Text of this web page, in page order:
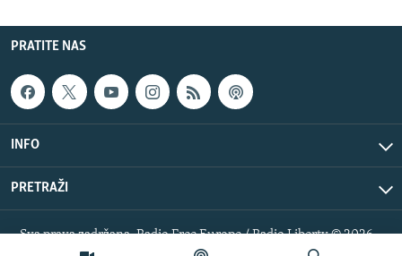
PRATITE NAS
INFO
PRETRAŽI
Sva prava zadržana. Radio Free Europe / Radio Liberty © 2026
RFE/RL, Inc.